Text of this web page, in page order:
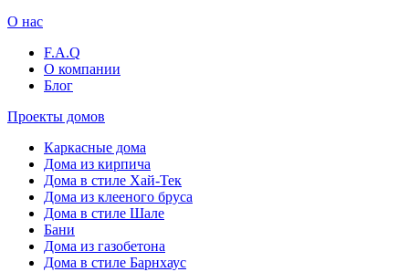
О нас
F.A.Q
О компании
Блог
Проекты домов
Каркасные дома
Дома из кирпича
Дома в стиле Хай-Тек
Дома из клееного бруса
Дома в стиле Шале
Бани
Дома из газобетона
Дома в стиле Барнхаус